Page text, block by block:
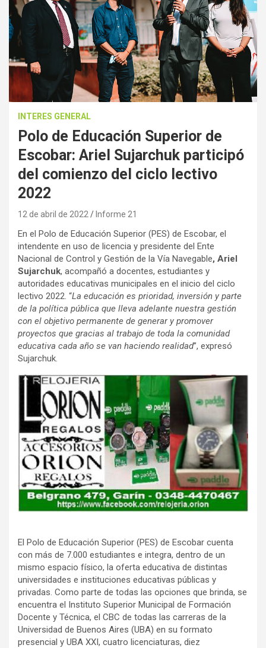
INTERES GENERAL
Polo de Educación Superior de
Escobar: Ariel Sujarchuk participó
del comienzo del ciclo lectivo
2022
12 de abril de 2022 Informe 21
En el Polo de Educación Superior (PES) de Escobar, el
intendente en uso de licencia y presidente del Ente
Nacional de Control y Gestión de la Vía Navegable, Ariel
Sujarchuk, acompañó a docentes, estudiantes y
autoridades educativas municipales en el inicio del ciclo
lectivo 2022. “La educación es prioridad, inversión y parte
de la política pública que lleva adelante nuestra gestión
con el objetivo permanente de generar y promover
proyectos que gracias al trabajo de toda la comunidad
educativa cada año se van haciendo realidad”, expresó
Sujarchuk.
El Polo de Educación Superior (PES) de Escobar cuenta
con más de 7.000 estudiantes e integra, dentro de un
mismo espacio físico, la oferta educativa de distintas
universidades e instituciones educativas públicas y
privadas. Como parte de todas las opciones que brinda, se
encuentra el Instituto Superior Municipal de Formación
Docente y Técnica, el CBC de todas las carreras de la
Universidad de Buenos Aires (UBA) en su formato
presencial y UBA XXI, cuatro licenciaturas, diez